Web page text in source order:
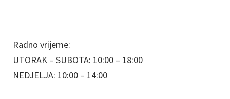
Radno vrijeme:
UTORAK – SUBOTA: 10:00 – 18:00
NEDJELJA: 10:00 – 14:00